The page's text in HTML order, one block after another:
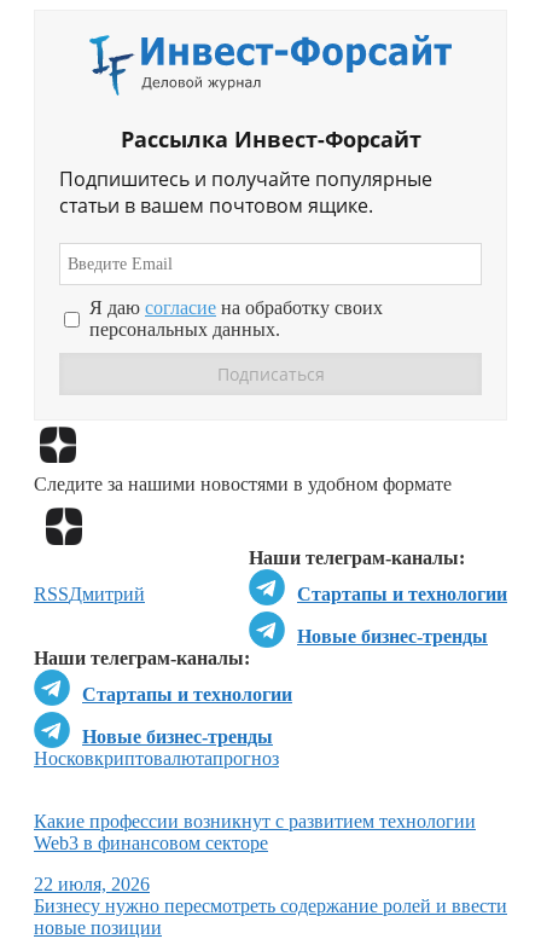
Рассылка Инвест-Форсайт
Подпишитесь и получайте популярные
статьи в вашем почтовом ящике.
Я даю согласие на обработку своих
персональных данных.
Следите за нашими новостями в удобном формате
Наши телеграм-каналы:
Стартапы и технологии
Новые бизнес-тренды
Наши телеграм-каналы:
Стартапы и технологии
Новые бизнес-тренды
RSSДмитрий
Носковкриптовалютапрогноз
Какие профессии возникнут с развитием технологии
Web3 в финансовом секторе
22 июля, 2026
Бизнесу нужно пересмотреть содержание ролей и ввести
новые позиции